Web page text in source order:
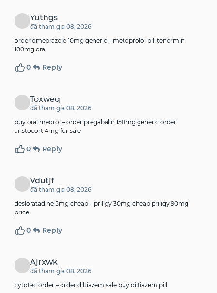
Yuthgs
đã tham gia 08, 2026
order omeprazole 10mg generic – metoprolol pill
tenormin
100mg oral
0 Reply
Toxweq
đã tham gia 08, 2026
buy oral medrol – order pregabalin 150mg generic order
aristocort 4mg for sale
0 Reply
Vdutjf
đã tham gia 08, 2026
desloratadine 5mg cheap – priligy 30mg cheap priligy 90mg
price
0 Reply
Ajrxwk
đã tham gia 08, 2026
cytotec order – order diltiazem sale buy diltiazem pill